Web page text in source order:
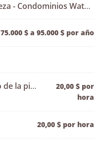
Miembro del equipo de limpieza - Condominios Waters
75.000 $ a 95.000 $ por año
Encargado de mantenimiento de la piscina
20,00 $ por
hora
20,00 $ por hora